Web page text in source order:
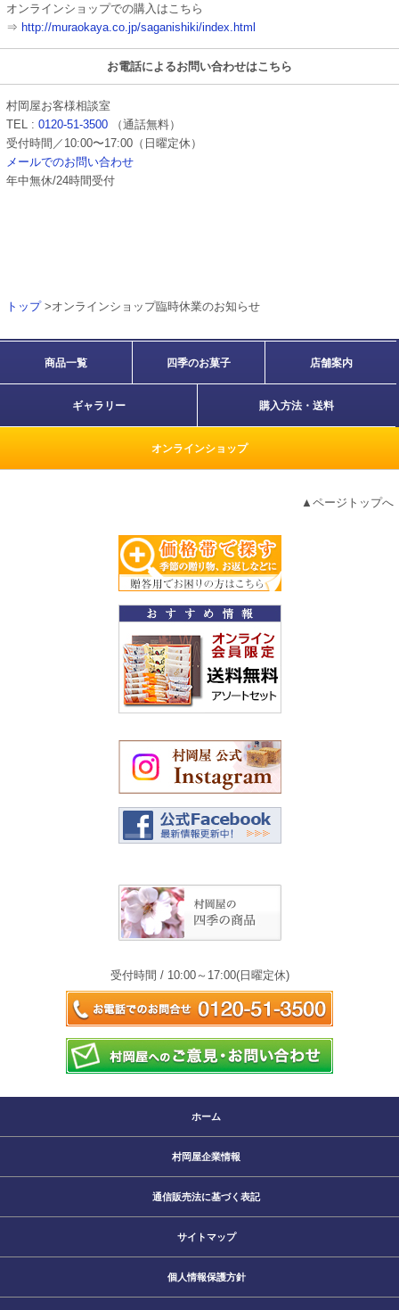
オンラインショップでの購入はこちら
⇒ http://muraokaya.co.jp/saganishiki/index.html
お電話によるお問い合わせはこちら
村岡屋お客様相談室
TEL : 0120-51-3500（通話無料）
受付時間／10:00〜17:00（日曜定休）
メールでのお問い合わせ
年中無休/24時間受付
トップ>オンラインショップ臨時休業のお知らせ
商品一覧 四季のお菓子 店舗案内
ギャラリー 購入方法・送料
オンラインショップ
▲ページトップへ
受付時間 / 10:00～17:00(日曜定休)
ホーム
村岡屋企業情報
通信販売法に基づく表記
サイトマップ
個人情報保護方針